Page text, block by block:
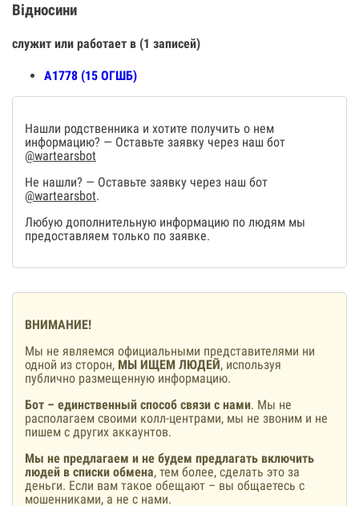
Відносини
служит или работает в (1 записей)
А1778 (15 ОГШБ)
Нашли родственника и хотите получить о нем
информацию? — Оставьте заявку через наш бот
@wartearsbot
Не нашли? — Оставьте заявку через наш бот
@wartearsbot.
Любую дополнительную информацию по людям мы
предоставляем только по заявке.
ВНИМАНИЕ!
Мы не являемся официальными представителями ни
одной из сторон, МЫ ИЩЕМ ЛЮДЕЙ, используя
публично размещенную информацию.
Бот – единственный способ связи с нами. Мы не
располагаем своими колл-центрами, мы не звоним и не
пишем с других аккаунтов.
Мы не предлагаем и не будем предлагать включить
людей в списки обмена, тем более, сделать это за
деньги. Если вам такое обещают – вы общаетесь с
мошенниками, а не с нами.